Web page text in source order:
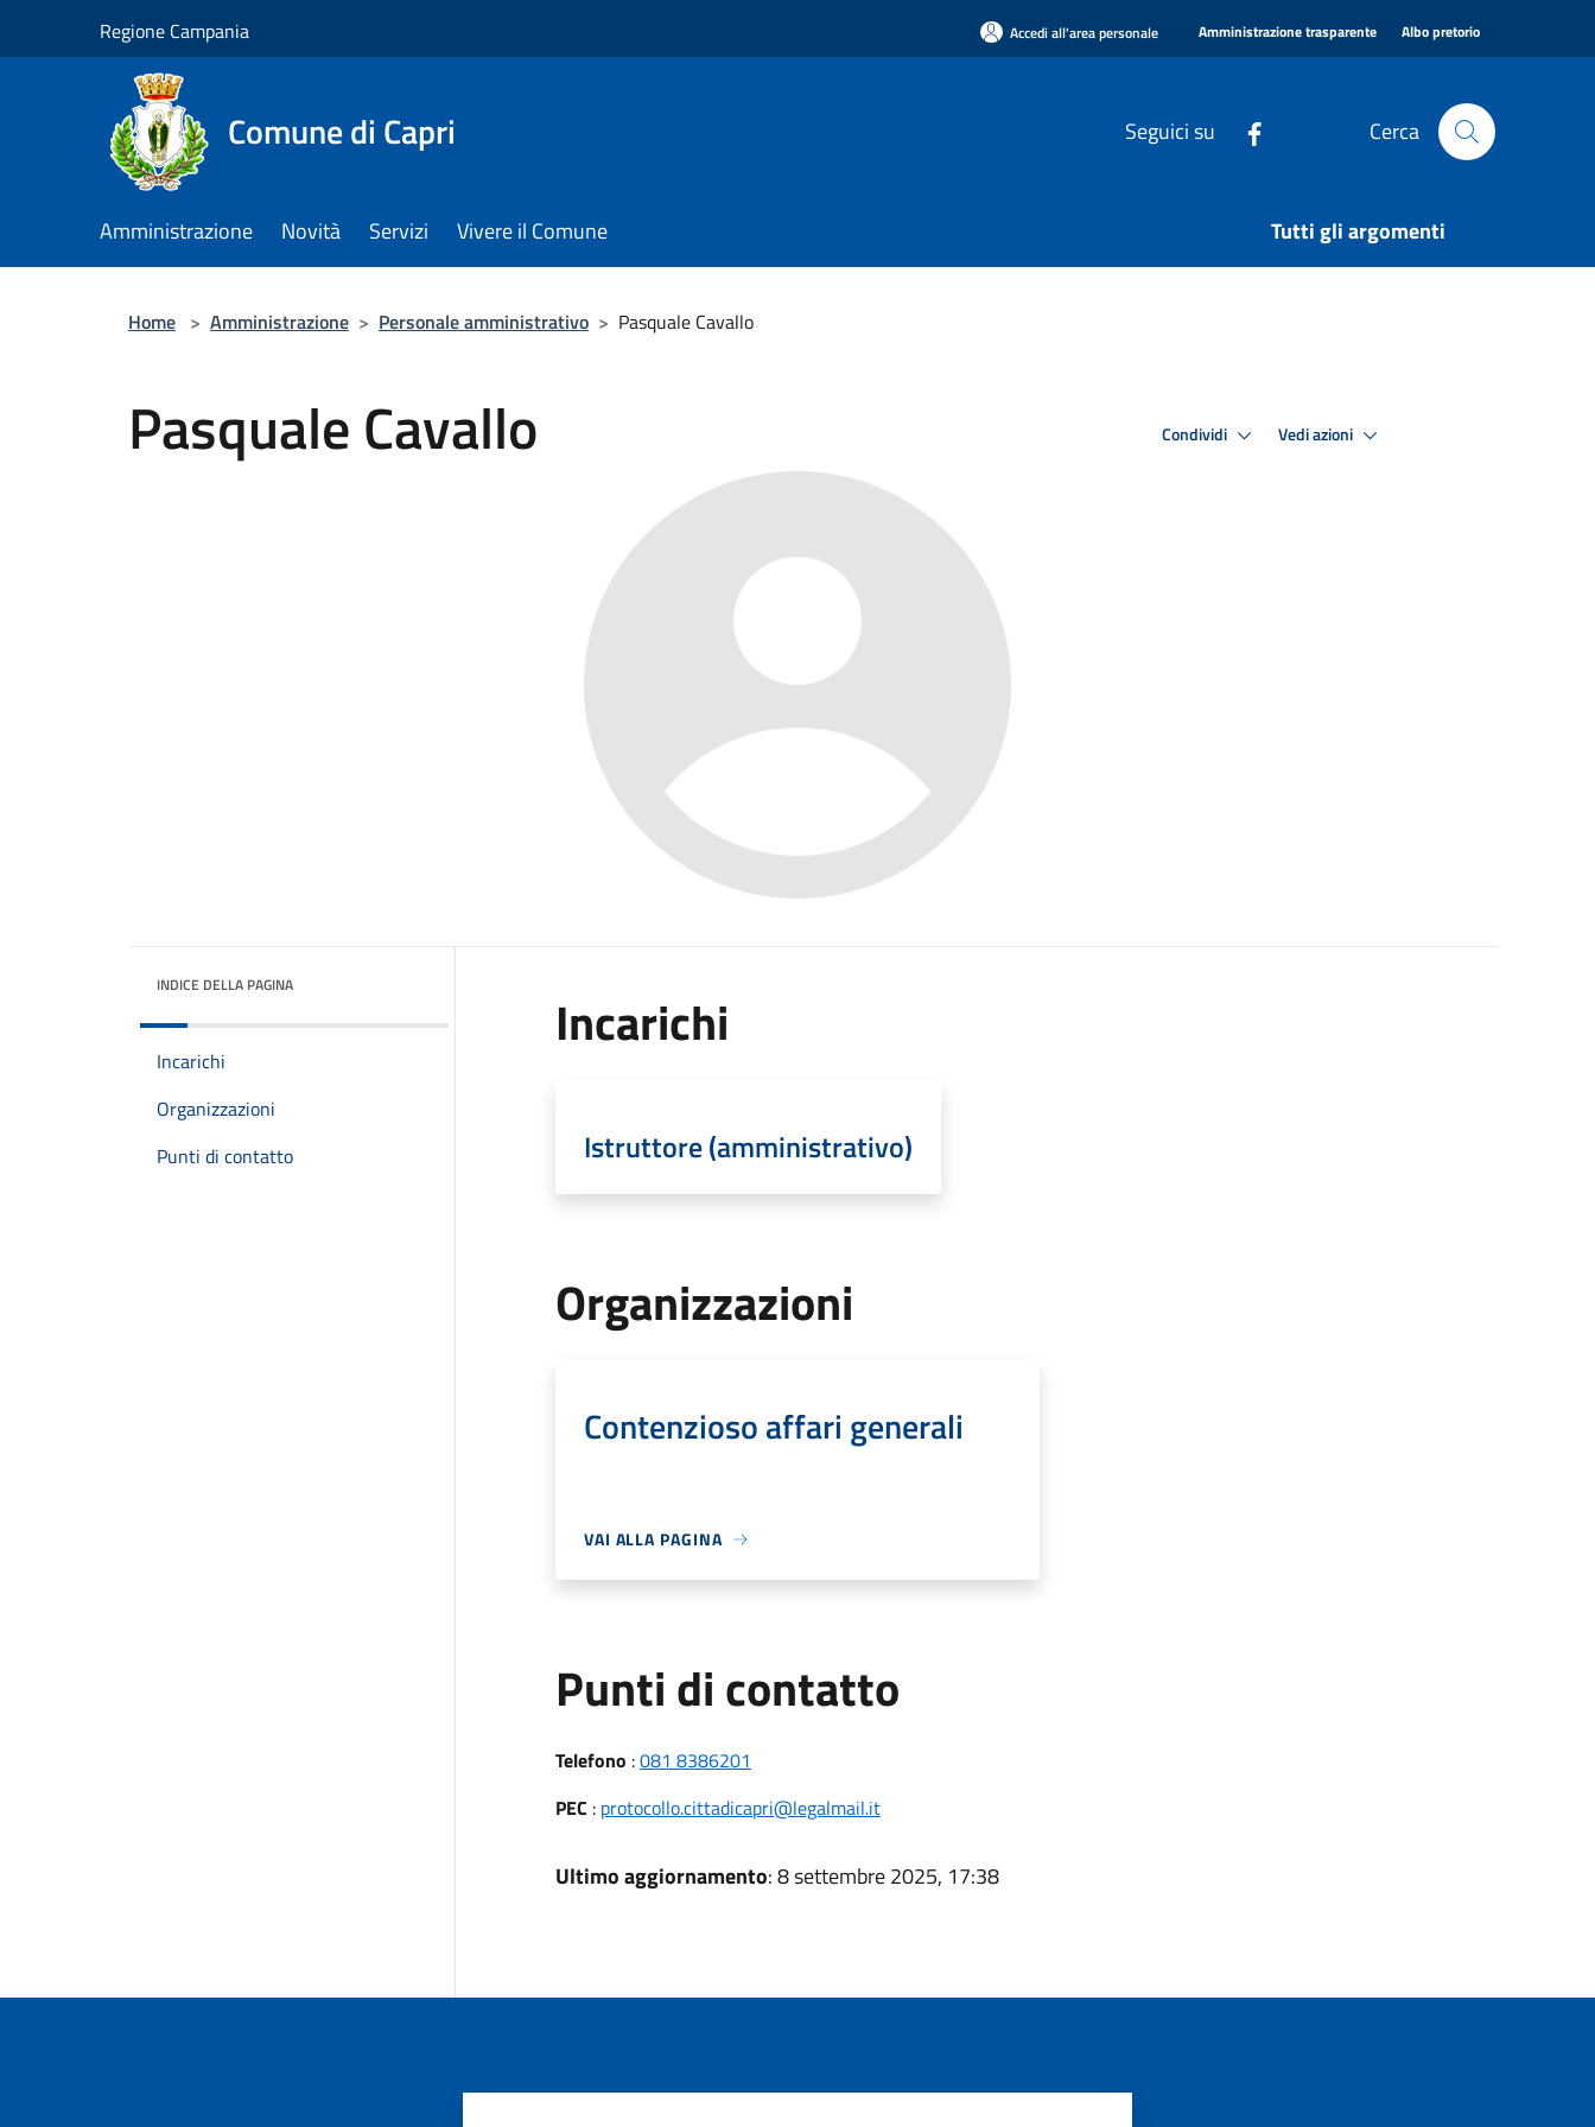
Regione Campania Accedi all'area personale Amministrazione trasparente Albo pretorio
Comune di Capri Seguici su Cerca
Amministrazione Novità Servizi Vivere il Comune Tutti gli argomenti
Home > Amministrazione > Personale amministrativo > Pasquale Cavallo
Pasquale Cavallo Condividi Vedi azioni
INDICE DELLA PAGINA
Incarichi
Organizzazioni
Punti di contatto
Incarichi
Istruttore (amministrativo)
Organizzazioni
Contenzioso affari generali
VAI ALLA PAGINA
Punti di contatto
Telefono :081 8386201
PEC : protocollo.cittadicapri@legalmail.it
Ultimo aggiornamento: 8 settembre 2025, 17:38